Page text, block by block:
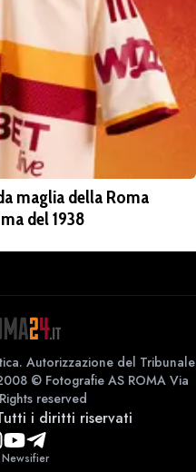
maglia della Roma
del 1938
Autorizzazione del Tribunale
© Fotografie AS ROMA Via
reserved
i diritti riservati